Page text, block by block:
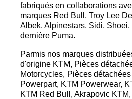
fabriqués en collaborations
marques Red Bull, Troy Lee
Albek, Alpinestars, Sidi,
dernière Puma.
Parmis nos marques
d'origine KTM, Pièces
Motorcycles, Pièces
Powerpart, KTM Powerwear,
KTM Red Bull, Akrapovic